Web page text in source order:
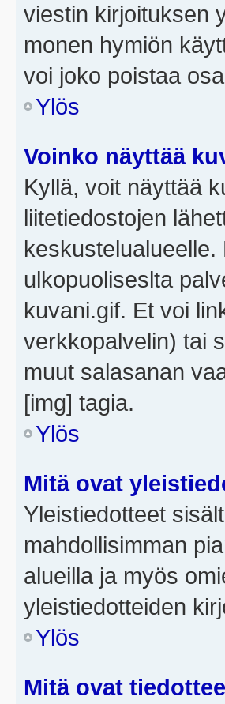
viestin kirjoituksen
monen hymiön
voi joko poistaa
Ylös
Voinko näyttää
Kyllä, voit näyttää
liitetiedostojen
ulkopuoliseslta
kuvani.gif. Et voi
verkkopalvelin) tai
muut salasanan
[img] tagia.
Ylös
Mitä ovat
Yleistiedotteet
mahdollisimman
alueilla ja myös
yleistiedotteiden
Ylös
Mitä ovat